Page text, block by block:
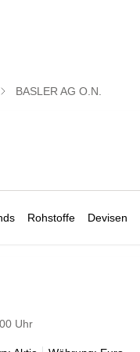
BASLER AG O.N.
Rohstoffe Devisen
Uhr